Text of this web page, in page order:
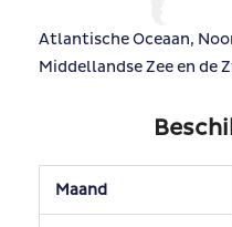
Atlantische Oceaan,
Middellandse Zee en de
Maand